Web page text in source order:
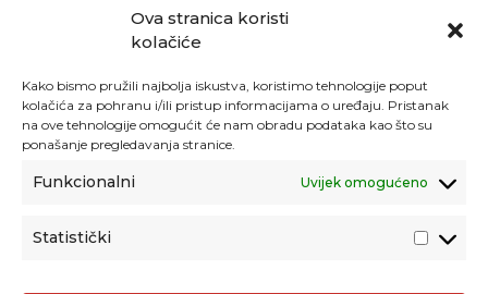
Ova stranica koristi
kolačiće
Kako bismo pružili najbolja iskustva, koristimo tehnologije poput
kolačića za pohranu i/ili pristup informacijama o uređaju. Pristanak
na ove tehnologije omogućit će nam obradu podataka kao što su
ponašanje pregledavanja stranice.
Funkcionalni Uvijek omogućeno
Statistički